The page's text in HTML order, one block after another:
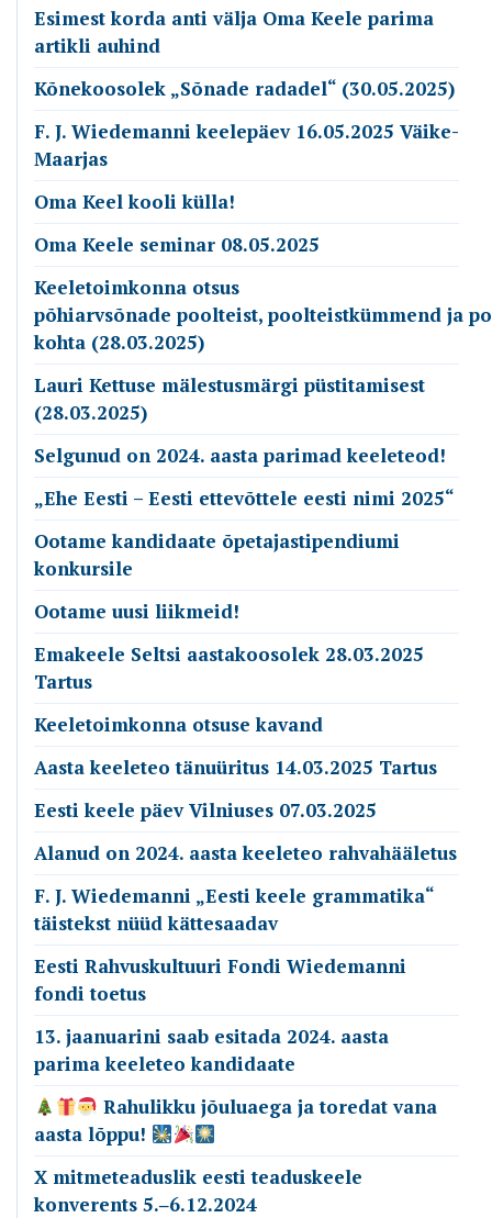
Esimest korda anti välja Oma Keele parima
artikli auhind
Kõnekoosolek „Sõnade radadel“ (30.05.2025)
F. J. Wiedemanni keelepäev 16.05.2025 Väike-
Maarjas
Oma Keel kooli külla!
Oma Keele seminar 08.05.2025
Keeletoimkonna otsus
põhiarvsõnade poolteist, poolteistkümmend ja
kohta (28.03.2025)
Lauri Kettuse mälestusmärgi püstitamisest
(28.03.2025)
Selgunud on 2024. aasta parimad keeleteod!
„Ehe Eesti – Eesti ettevõttele eesti nimi 2025“
Ootame kandidaate õpetajastipendiumi
konkursile
Ootame uusi liikmeid!
Emakeele Seltsi aastakoosolek 28.03.2025
Tartus
Keeletoimkonna otsuse kavand
Aasta keeleteo tänuüritus 14.03.2025 Tartus
Eesti keele päev Vilniuses 07.03.2025
Alanud on 2024. aasta keeleteo rahvahääletus
F. J. Wiedemanni „Eesti keele grammatika“
täistekst nüüd kättesaadav
Eesti Rahvuskultuuri Fondi Wiedemanni
fondi toetus
13. jaanuarini saab esitada 2024. aasta
parima keeleteo kandidaate
Rahulikku jõuluaega ja toredat vana
aasta lõppu!
X mitmeteaduslik eesti teaduskeele
konverents 5.‒6.12.2024